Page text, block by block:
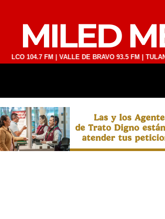
MILED
104.7 FM | VALLE DE BRAVO 93.5 FM |
97.1 FM | QUERÉTARO